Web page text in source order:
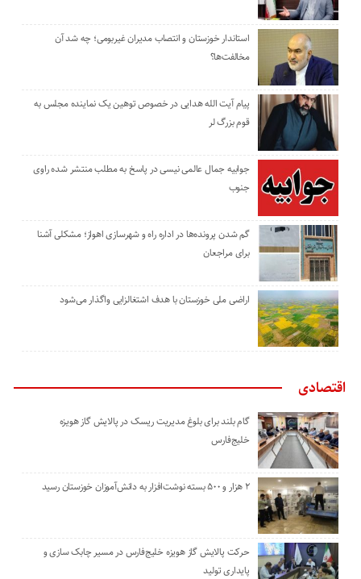
استاندار خوزستان و انتصاب مدیران غیربومی؛ چه شد آن
مخالفت‌ها؟
پیام آیت الله هدایی در خصوص توهین یک نماینده مجلس به
قوم بزرگ لر
جوابیه جمال عالمی نیسی در پاسخ به مطلب منتشر شده راوی
جنوب
گم شدن پرونده‌ها در اداره راه و شهرسازی اهواز؛ مشکلی آشنا
برای مراجعان
اراضی ملی خوزستان با هدف اشتغالزایی واگذار می‌شود
اقتصادی
گام بلند برای بلوغ مدیریت ریسک در پالایش گاز هویزه
خلیج‌فارس
۲ هزار و ۵۰۰ بسته نوشت‌افزار به دانش‌آموزان خوزستان رسید
حرکت پالایش گاز هویزه خلیج‌فارس در مسیر چابک سازی و
پایداری تولید